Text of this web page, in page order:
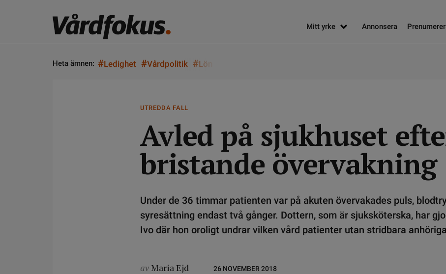
Mitt yrke Annonsera
Heta ämnen: #Ledighet #Vårdpolitik #Lön
UTREDDA FALL
Avled på sjukhuset
bristande övervakning
Under de 36 timmar patienten var på akuten övervakades puls,
syresättning endast två gånger. Dottern, som är sjuksköterska, har
Ivo där hon oroligt undrar vilken vård patienter utan stridbara
avMaria Ejd 26 NOVEMBER 2018